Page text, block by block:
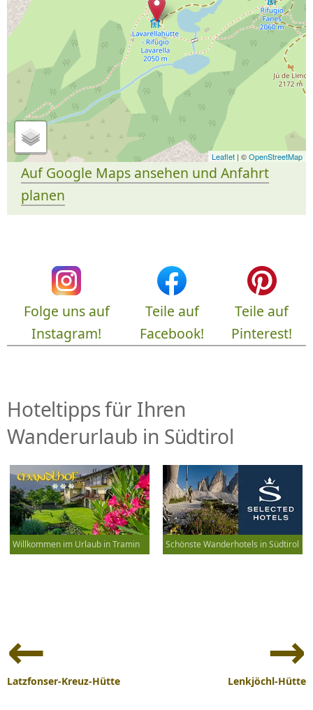
Leaflet | ©OpenStreetMap
Auf Google Maps ansehen und Anfahrt
planen
Folge uns auf
Instagram!
Teile auf
Facebook!
Teile auf
Pinterest!
Hoteltipps für Ihren
Wanderurlaub in Südtirol
Willkommen im Urlaub in Tramin Schönste Wanderhotels in Südtirol
Navigation
Latzfonser-Kreuz-Hütte Lenkjöchl-Hütte